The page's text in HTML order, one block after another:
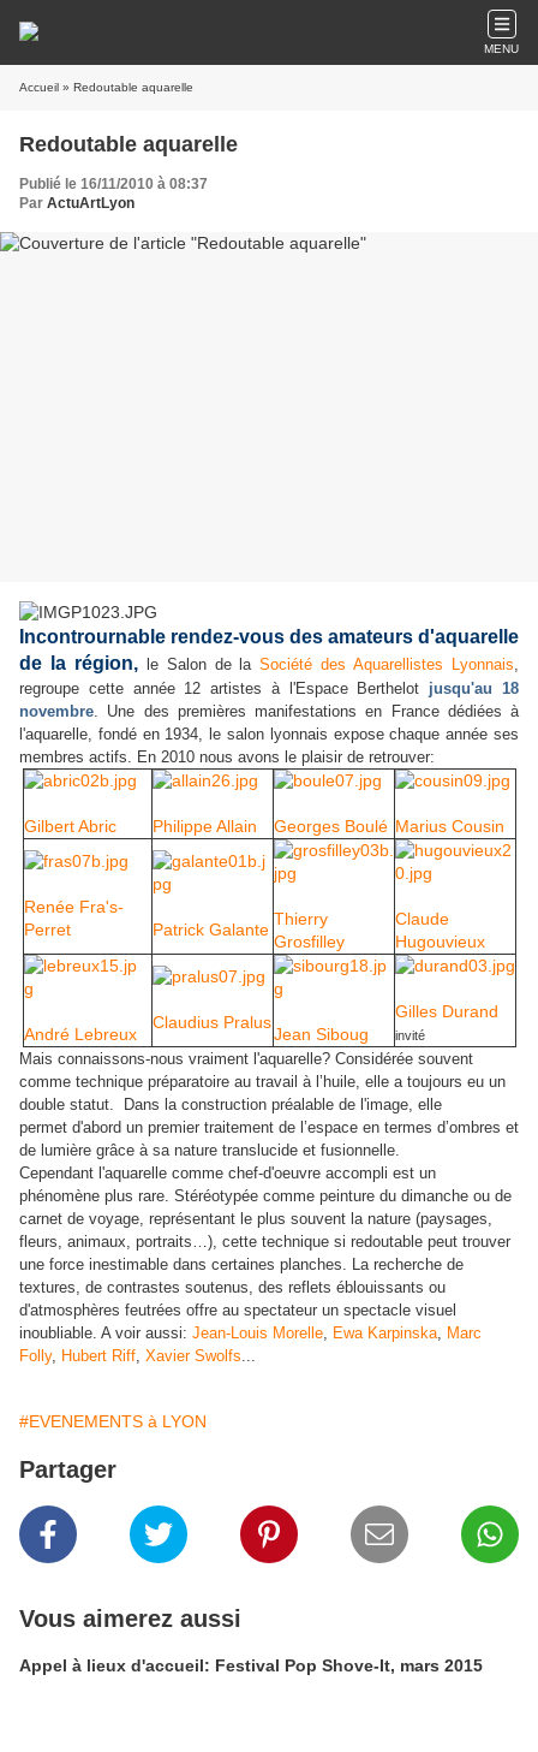
MENU
Accueil » Redoutable aquarelle
Redoutable aquarelle
Publié le 16/11/2010 à 08:37
Par ActuArtLyon
Incontrournable rendez-vous des amateurs d'aquarelle
de la région,le Salon de laSociété des Aquarellistes Lyonnais,
regroupe cette année 12 artistes à l'Espace Berthelot jusqu'au 18
novembre. Une des premières manifestations en France dédiées à
l'aquarelle, fondé en 1934, le salon lyonnais expose chaque année ses
membres actifs. En 2010 nous avons le plaisir de retrouver:
Gilbert Abric Philippe Allain Georges Boulé Marius Cousin
Renée Fra's-
Perret
Patrick Galante
Thierry
Grosfilley
Claude
Hugouvieux
André Lebreux
Claudius Pralus
Jean Siboug
Gilles Durand
invité
Mais connaissons-nous vraiment l'aquarelle? Considérée souvent
comme technique préparatoire au travail à l’huile, elle a toujours eu un
double statut. Dans la construction préalable de l'image, elle
permet d'abord un premier traitement de l’espace en termes d’ombres et
de lumière grâce à sa nature translucide et fusionnelle.
Cependant l'aquarelle comme chef-d'oeuvre accompli est un
phénomène plus rare. Stéréotypée comme peinture du dimanche ou de
carnet de voyage, représentant le plus souvent la nature (paysages,
fleurs, animaux, portraits…), cette technique si redoutable peut trouver
une force inestimable dans certaines planches. La recherche de
textures, de contrastes soutenus, des reflets éblouissants ou
d'atmosphères feutrées offre au spectateur un spectacle visuel
inoubliable. A voir aussi: Jean-Louis Morelle, Ewa Karpinska, Marc
Folly, Hubert Riff, Xavier Swolfs...
#EVENEMENTS à LYON
Partager
Vous aimerez aussi
Appel à lieux d'accueil: Festival Pop Shove-It, mars 2015